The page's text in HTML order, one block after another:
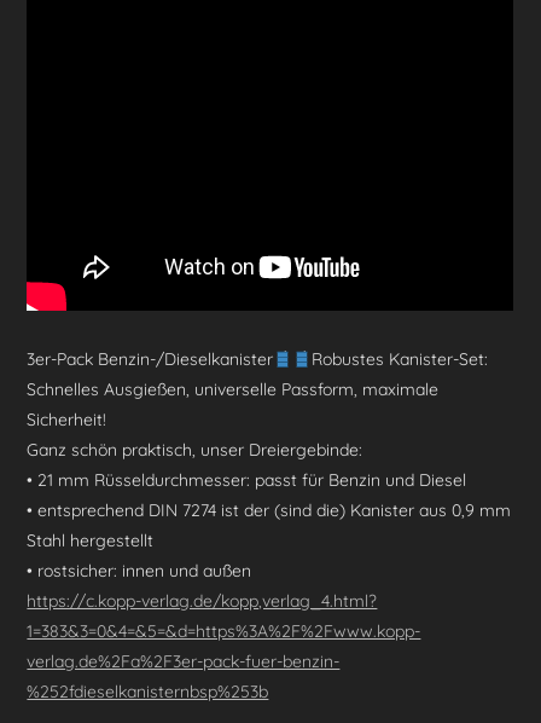
3er-Pack Benzin-/Dieselkanister
Robustes Kanister-Set:
Schnelles Ausgießen, universelle Passform, maximale
Sicherheit!
Ganz schön praktisch, unser Dreiergebinde:
• 21 mm Rüsseldurchmesser: passt für Benzin und Diesel
• entsprechend DIN 7274 ist der (sind die) Kanister aus 0,9 mm
Stahl hergestellt
• rostsicher: innen und außen
https://c.kopp-verlag.de/kopp,verlag_4.html?
1=383&3=0&4=&5=&d=https%3A%2F%2Fwww.kopp-
verlag.de%2Fa%2F3er-pack-fuer-benzin-
%252fdieselkanisternbsp%253b